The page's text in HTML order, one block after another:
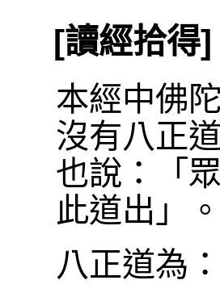
[讀經拾得]
本經中佛
沒有八正
也說：「
此道出」。
八正道為：